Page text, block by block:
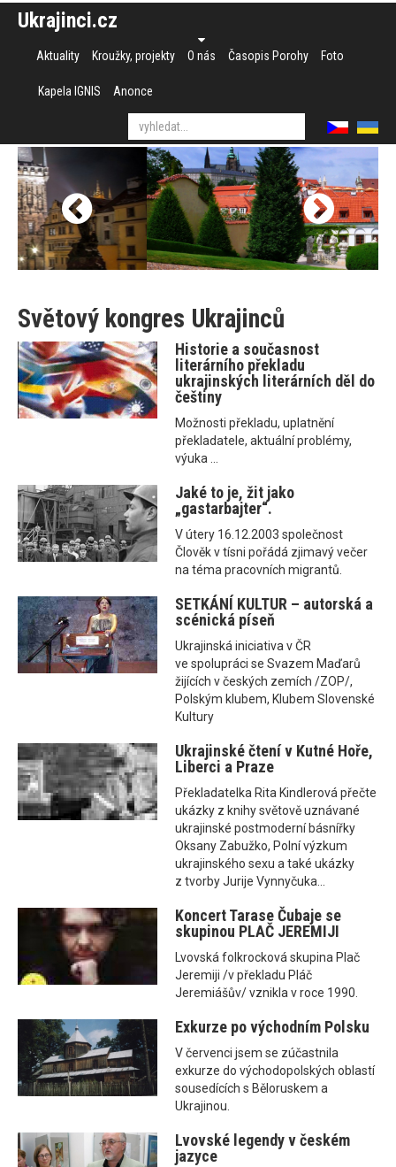
Ukrajinci.cz
Aktuality Kroužky, projekty O nás Časopis Porohy Foto
Kapela IGNIS Anonce
Světový kongres Ukrajinců
Historie a současnost
literárního překladu
ukrajinských literárních děl do
češtiny
Možnosti překladu, uplatnění
překladatele, aktuální problémy,
výuka ...
Jaké to je, žit jako
„gastarbajter“.
V útery 16.12.2003 společnost
Člověk v tísni pořádá zjimavý večer
na téma pracovních migrantů.
SETKÁNÍ KULTUR – autorská a
scénická píseň
Ukrajinská iniciativa v ČR
ve spolupráci se Svazem Maďarů
žijících v českých zemích /ZOP/,
Polským klubem, Klubem Slovenské
Kultury
Ukrajinské čtení v Kutné Hoře,
Liberci a Praze
Překladatelka Rita Kindlerová přečte
ukázky z knihy světově uznávané
ukrajinské postmoderní básnířky
Oksany Zabužko, Polní výzkum
ukrajinského sexu a také ukázky
z tvorby Jurije Vynnyčuka...
Koncert Tarase Čubaje se
skupinou PLAČ JEREMIJI
Lvovská folkrocková skupina Plač
Jeremiji /v překladu Pláč
Jeremiášův/ vznikla v roce 1990.
Exkurze po východním Polsku
V červenci jsem se zúčastnila
exkurze do východopolských oblastí
sousedících s Běloruskem a
Ukrajinou.
Lvovské legendy v českém
jazyce